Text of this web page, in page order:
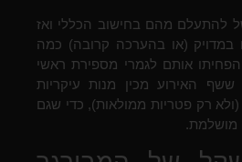
להתעלם מהם בחישוב הכללי ואז
במדויק (או בהערכה קרובה) כמה
אותם לגמרי מספירת ראשי
האירוע מכין מנות עיקריות
רק פטריות ממולאות), כדי שגם
מושלמת.